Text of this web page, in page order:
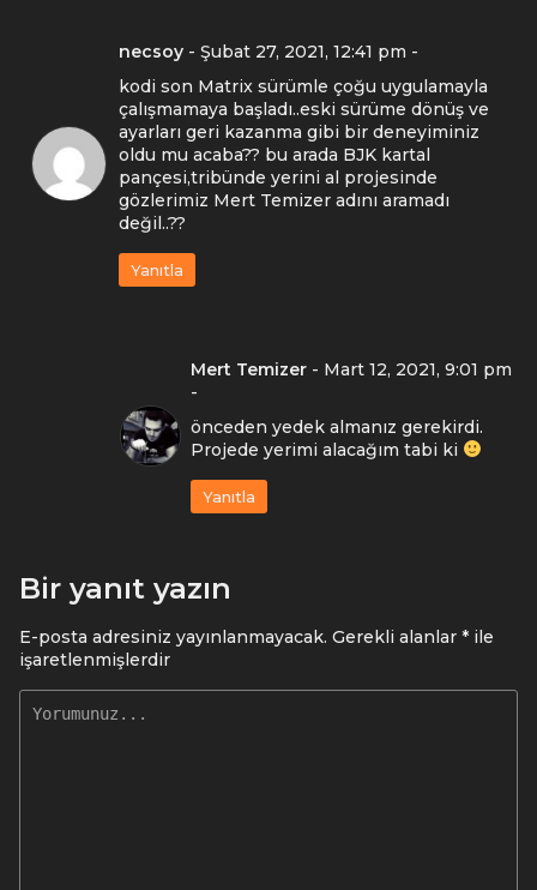
necsoy -Şubat 27, 2021, 12:41 pm -
kodi son Matrix sürümle çoğu uygulamayla
çalışmamaya başladı..eski sürüme dönüş ve
ayarları geri kazanma gibi bir deneyiminiz
oldu mu acaba?? bu arada BJK kartal
pançesi,tribünde yerini al projesinde
gözlerimiz Mert Temizer adını aramadı
değil..??
Yanıtla
Mert Temizer - Mart 12, 2021, 9:01 pm
-
önceden yedek almanız gerekirdi.
Projede yerimi alacağım tabi ki
Yanıtla
Bir yanıt yazın
E-posta adresiniz yayınlanmayacak. Gerekli alanlar * ile
işaretlenmişlerdir